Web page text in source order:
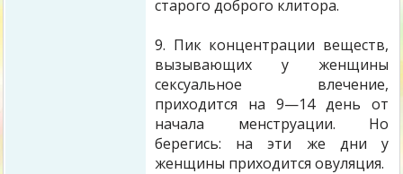
старого доброго клитора.
9. Пик концентрации веществ,
вызывающих у женщины
сексуальное влечение,
приходится на 9—14 день от
начала менструации. Но
берегись: на эти же дни у
женщины приходится овуляция.